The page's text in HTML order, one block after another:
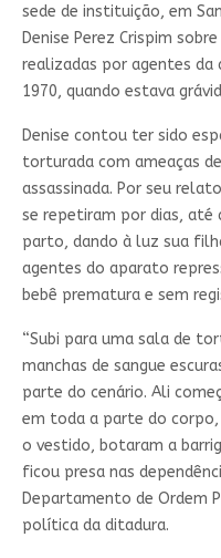
sede de instituição, em
Denise Perez Crispim
realizadas por agentes
1970, quando estava
Denise contou ter sido
torturada com ameaças
assassinada. Por seu
se repetiram por dias, até
parto, dando à luz sua
agentes do aparato
bebê prematura e sem
“Subi para uma sala de
manchas de sangue
parte do cenário. Ali
em toda a parte do
o vestido, botaram a
ficou presa nas
Departamento de Ordem
política da ditadura.